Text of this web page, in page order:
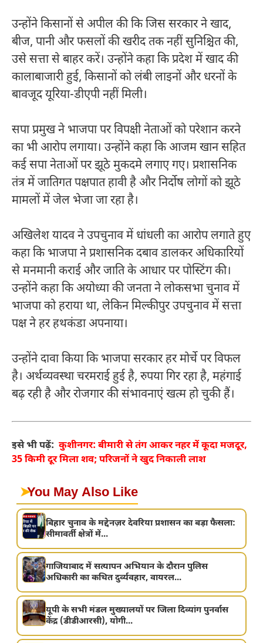
उन्होंने किसानों से अपील की कि जिस सरकार ने खाद,
बीज, पानी और फसलों की खरीद तक नहीं सुनिश्चित की,
उसे सत्ता से बाहर करें। उन्होंने कहा कि प्रदेश में खाद की
कालाबाजारी हुई, किसानों को लंबी लाइनों और धरनों के
बावजूद यूरिया-डीएपी नहीं मिली।
सपा प्रमुख ने भाजपा पर विपक्षी नेताओं को परेशान करने
का भी आरोप लगाया। उन्होंने कहा कि आजम खान सहित
कई सपा नेताओं पर झूठे मुकदमे लगाए गए। प्रशासनिक
तंत्र में जातिगत पक्षपात हावी है और निर्दोष लोगों को झूठे
मामलों में जेल भेजा जा रहा है।
अखिलेश यादव ने उपचुनाव में धांधली का आरोप लगाते हुए
कहा कि भाजपा ने प्रशासनिक दबाव डालकर अधिकारियों
से मनमानी कराई और जाति के आधार पर पोस्टिंग की।
उन्होंने कहा कि अयोध्या की जनता ने लोकसभा चुनाव में
भाजपा को हराया था, लेकिन मिल्कीपुर उपचुनाव में सत्ता
पक्ष ने हर हथकंडा अपनाया।
उन्होंने दावा किया कि भाजपा सरकार हर मोर्चे पर विफल
है। अर्थव्यवस्था चरमराई हुई है, रुपया गिर रहा है, महंगाई
बढ़ रही है और रोजगार की संभावनाएं खत्म हो चुकी हैं।
इसे भी पढ़ें: कुशीनगर: बीमारी से तंग आकर नहर में कूदा मजदूर,
35 किमी दूर मिला शव; परिजनों ने खुद निकाली लाश
➤You May Also Like
बिहार चुनाव के मद्देनज़र देवरिया प्रशासन का बड़ा फैसला:
सीमावर्ती क्षेत्रों में...
गाजियाबाद में सत्यापन अभियान के दौरान पुलिस
अधिकारी का कथित दुर्व्यवहार, वायरल...
यूपी के सभी मंडल मुख्यालयों पर जिला दिव्यांग पुनर्वास
केंद्र (डीडीआरसी), योगी...